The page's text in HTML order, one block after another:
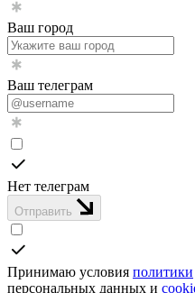
Ваш город
Ваш телеграм
Нет телеграм
Отправить
Принимаю условия политики
персональных данных и